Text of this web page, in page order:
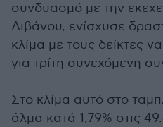
συνδυασμό με την
Λιβάνου, ενίσχυσε
κλίμα με τους δείκτες
για τρίτη συνεχόμενη
Στο κλίμα αυτό στο
άλμα κατά 1,79% στις